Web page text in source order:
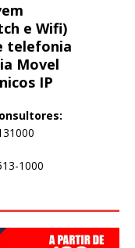
e Wifi)
telefonia
Movel
IP
1000